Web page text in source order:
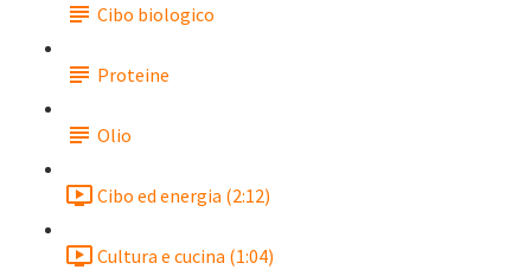
Cibo biologico
Proteine
Olio
Cibo ed energia (2:12)
Cultura e cucina (1:04)